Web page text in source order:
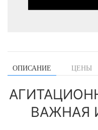
ОПИСАНИЕ ЦЕНЫ
ВАЖНАЯ